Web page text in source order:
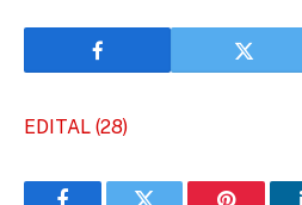
EDITAL (28)